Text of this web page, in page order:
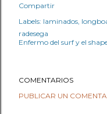
Compartir
Labels: laminados
radesega
Enfermo del surf y el
COMENTARIOS
PUBLICAR UN